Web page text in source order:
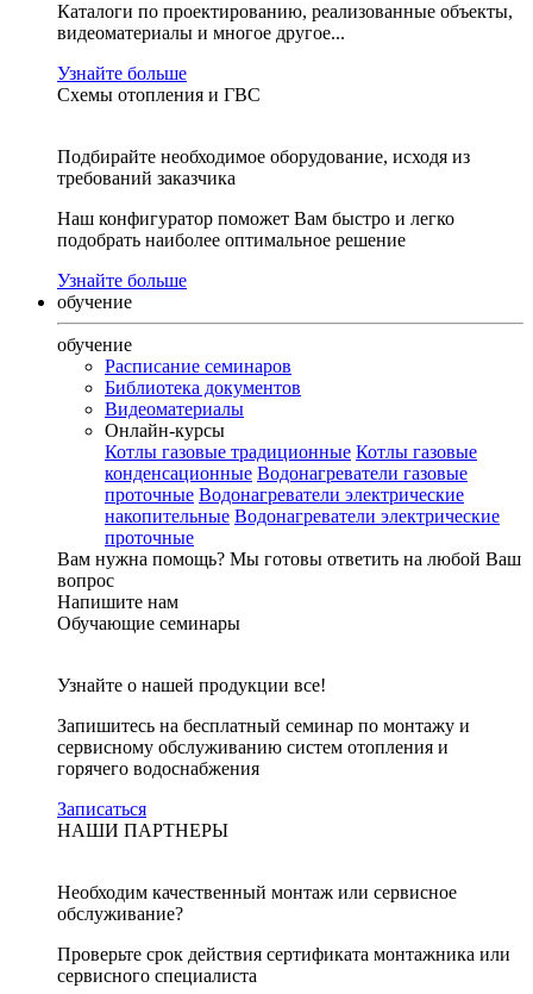
Каталоги по проектированию, реализованные объекты,
видеоматериалы и многое другое...
Узнайте больше
Схемы отопления и ГВС
Подбирайте необходимое оборудование, исходя из
требований заказчика
Наш конфигуратор поможет Вам быстро и легко
подобрать наиболее оптимальное решение
Узнайте больше
обучение
обучение
Расписание семинаров
Библиотека документов
Видеоматериалы
Онлайн-курсы
Котлы газовые традиционные Котлы газовые
конденсационные Водонагреватели газовые
проточные Водонагреватели электрические
накопительные Водонагреватели электрические
проточные
Вам нужна помощь? Мы готовы ответить на любой Ваш
вопрос
Напишите нам
Обучающие семинары
Узнайте о нашей продукции все!
Запишитесь на бесплатный семинар по монтажу и
сервисному обслуживанию систем отопления и
горячего водоснабжения
Записаться
НАШИ ПАРТНЕРЫ
Необходим качественный монтаж или сервисное
обслуживание?
Проверьте срок действия сертификата монтажника или
сервисного специалиста